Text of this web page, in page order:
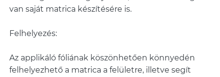
van saját matrica készítésére is.
Felhelyezés:
Az applikáló fóliának köszönhetően könnyedén
felhelyezhető a matrica a felületre, illetve segít